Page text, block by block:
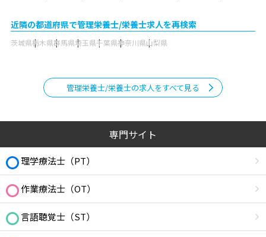
近隣の都道府県で管理栄養士/栄養士求人を再検索
茨城県栃木県群馬県埼玉県千葉県神奈川県山梨県
管理栄養士/栄養士の求人をすべて見る
専門サイト
理学療法士（PT）
作業療法士（OT）
言語聴覚士（ST）